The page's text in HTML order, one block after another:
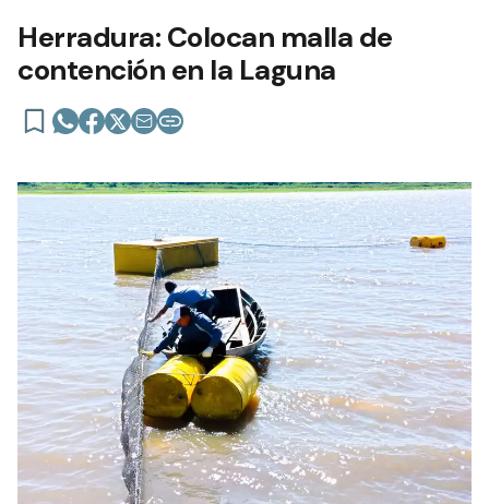
Herradura: Colocan malla de
contención en la Laguna